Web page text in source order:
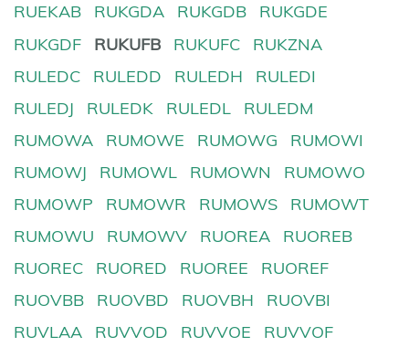
RUEKAB
RUKGDA RUKGDB
RUKGDE
RUKGDF
RUKUFB RUKUFC
RUKZNA
RULEDC
RULEDD RULEDH
RULEDI
RULEDJ
RULEDK RULEDL
RULEDM
RUMOWA
RUMOWE RUMOWG
RUMOWI
RUMOWJ
RUMOWL RUMOWN
RUMOWO
RUMOWP
RUMOWR RUMOWS
RUMOWT
RUMOWU
RUMOWV RUOREA
RUOREB
RUOREC
RUORED RUOREE
RUOREF
RUOVBB
RUOVBD RUOVBH
RUOVBI
RUVLAA
RUVVOD RUVVOE
RUVVOF